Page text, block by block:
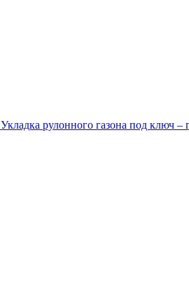
Укладка рулонного газона под ключ –